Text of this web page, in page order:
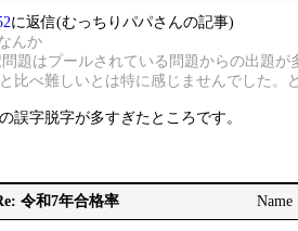
に返信(むっちりパパさんの記事)
んか
題はプールされている問題からの出題
比べ難しいとは特に感じませんでした。
誤字脱字が多すぎたところです。
令和7年合格率